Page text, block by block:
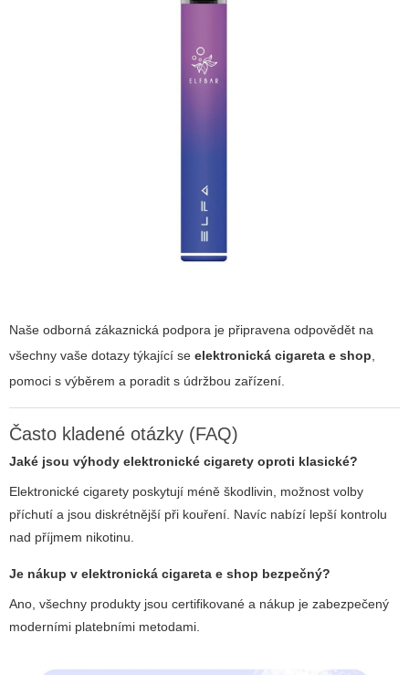
Naše odborná zákaznická podpora je připravena odpovědět na
všechny vaše dotazy týkající se elektronická cigareta e shop
pomoci s výběrem a poradit s údržbou zařízení.
Často kladené otázky (FAQ)
Jaké jsou výhody elektronické cigarety oproti klasické?
Elektronické cigarety poskytují méně škodlivin, možnost volby
příchutí a jsou diskrétnější při kouření. Navíc nabízí lepší kontrolu
nad příjmem nikotinu.
Je nákup v elektronická cigareta e shop bezpečný?
Ano, všechny produkty jsou certifikované a nákup je zabezpečený
moderními platebními metodami.